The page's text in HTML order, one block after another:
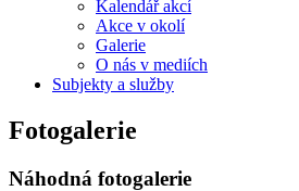
Kalendář akcí
Akce v okolí
Galerie
O nás v mediích
Subjekty a služby
Fotogalerie
Náhodná fotogalerie